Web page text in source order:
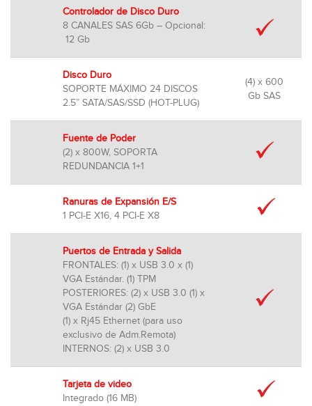
Controlador de Disco Duro
8 CANALES SAS 6Gb – Opcional:
12 Gb
Disco Duro
SOPORTE MÁXIMO 24 DISCOS
2.5” SATA/SAS/SSD (HOT-PLUG)
(4) x 600
Gb SAS
Fuente de Poder
(2) x 800W, SOPORTA
REDUNDANCIA 1+1
Ranuras de Expansión E/S
1 PCI-E X16, 4 PCI-E X8
Puertos de Entrada y Salida
FRONTALES: (1) x USB 3.0 x (1)
VGA Estándar. (1) TPM
POSTERIORES: (2) x USB 3.0 (1) x
VGA Estándar (2) GbE
(1) x Rj45 Ethernet (para uso
exclusivo de Adm.Remota)
INTERNOS: (2) x USB 3.0
Tarjeta de video
Integrado (16 MB)